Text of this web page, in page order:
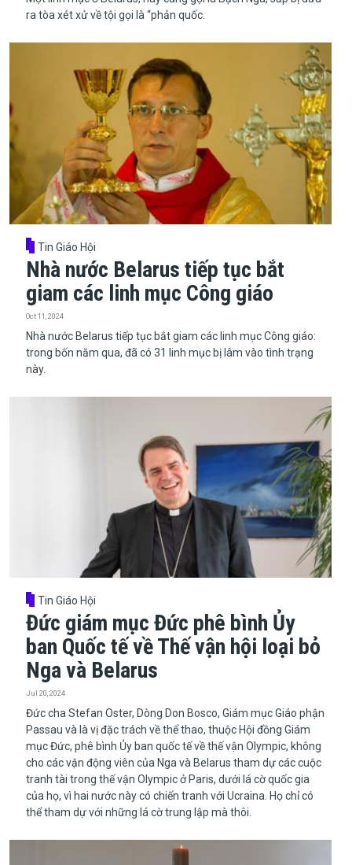
ra tòa xét xử về tội gọi là “phản quốc.
Tin Giáo Hội
Nhà nước Belarus tiếp tục bắt
giam các linh mục Công giáo
Oct 11, 2024
​​​​​​​Nhà nước Belarus tiếp tục bắt giam các linh mục Công giáo:
trong bốn năm qua, đã có 31 linh mục bị lâm vào tình trạng
này.
Tin Giáo Hội
Đức giám mục Đức phê bình Ủy
ban Quốc tế về Thế vận hội loại bỏ
Nga và Belarus
Jul 20, 2024
​​​​​​​Đức cha Stefan Oster, Dòng Don Bosco, Giám mục Giáo phận
Passau và là vị đặc trách về thể thao, thuộc Hội đồng Giám
mục Đức, phê bình Ủy ban quốc tế về thế vận Olympic, không
cho các vận động viên của Nga và Belarus tham dự các cuộc
tranh tài trong thế vận Olympic ở Paris, dưới lá cờ quốc gia
của họ, vì hai nước này có chiến tranh với Ucraina. Họ chỉ có
thể tham dự với những lá cờ trung lập mà thôi.